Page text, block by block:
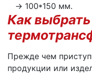
100*150 мм.
Как выбрать
Прежде чем
продукции или